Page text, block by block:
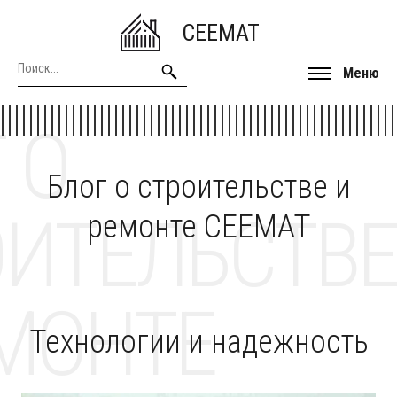
CEEMAT
Меню
Блог о строительстве и
ремонте CEEMAT
О
Технологии и надежность